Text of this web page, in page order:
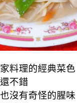
料理的經典菜色
不錯
沒有奇怪的腥味